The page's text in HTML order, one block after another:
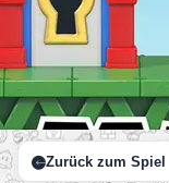
Zurück zum Spiel